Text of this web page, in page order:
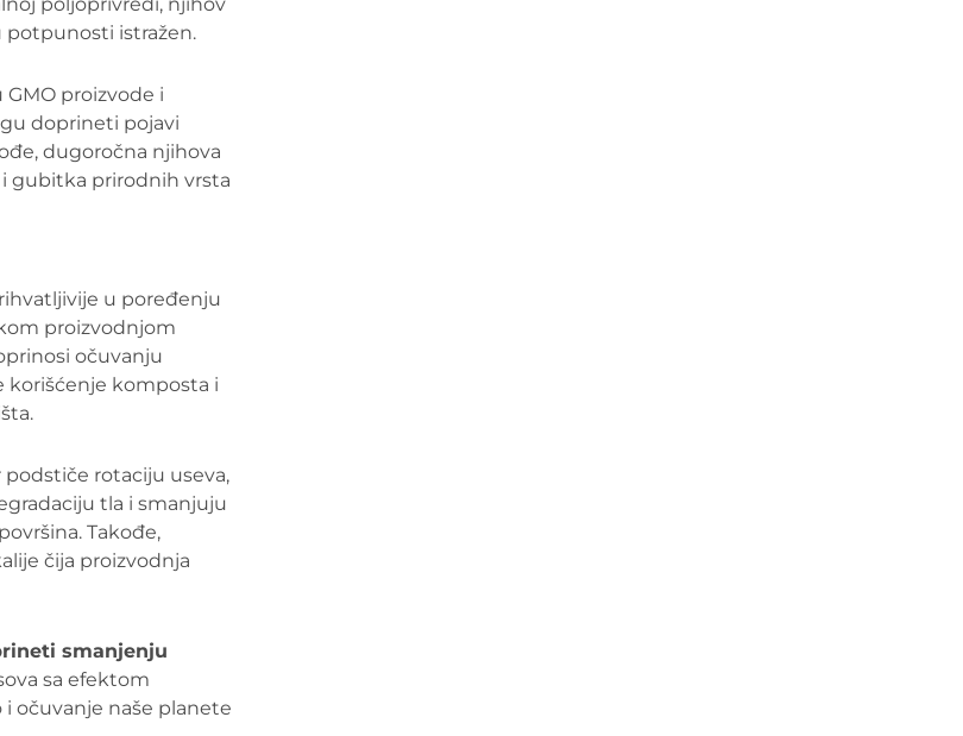
poljoprivredi, njihov
potpunosti istražen.
proizvode i
doprineti pojavi
dugoročna njihova
gubitka prirodnih vrsta
u poređenju
proizvodnjom
očuvanju
korišćenje komposta i
podstiče rotaciju useva,
tla i smanjuju
Takođe,
čija proizvodnja
smanjenju
sa efektom
očuvanje naše planete